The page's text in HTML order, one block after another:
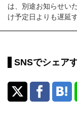
は、別途お知らせい
け予定日よりも遅延
SNSでシェア